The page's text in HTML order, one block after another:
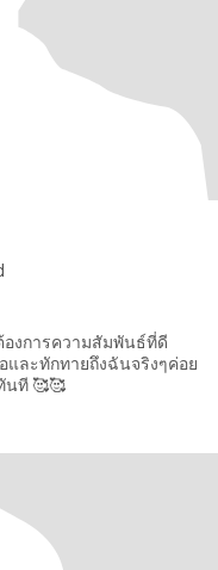
งการความสัมพันธ์ที่ดี
ละทักทายถึงฉันจริงๆค่อย
ที 🥰🥰